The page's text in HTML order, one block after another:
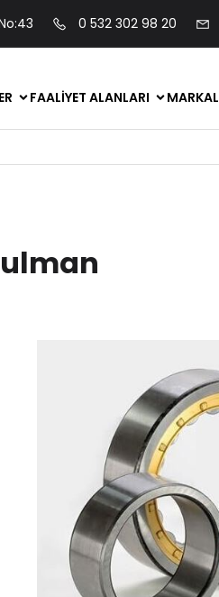
0 532 302 98 20
FAALIYET ALANLARI